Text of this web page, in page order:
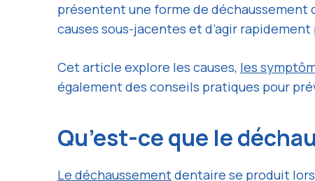
présentent une forme de déchaussement
causes sous-jacentes et d’agir
Cet article explore les causes, les
également des conseils pratiques pour
Qu’est-ce que le
Le déchaussementdentaire se produit